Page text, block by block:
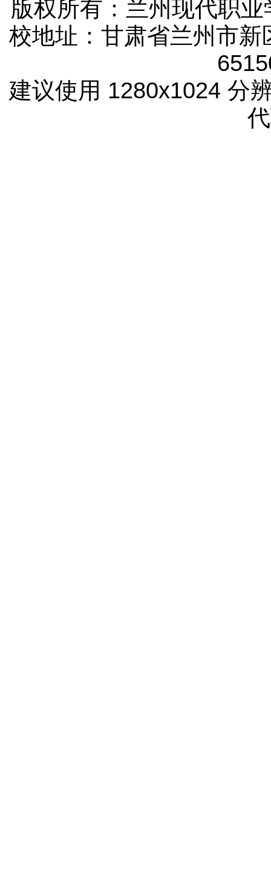
版权所有：兰州现代职
校地址：甘肃省兰州市
建议使用 1280x1024 分